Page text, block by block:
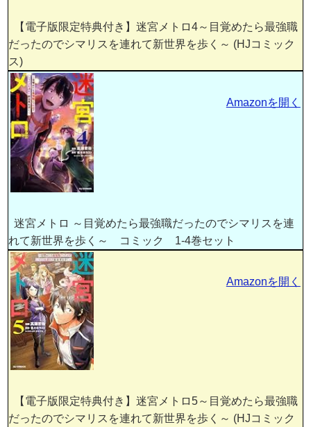
【電子版限定特典付き】迷宮メトロ4～目覚めたら最強職
だったのでシマリスを連れて新世界を歩く～ (HJコミック
ス)
迷宮メトロ ～目覚めたら最強職だったのでシマリスを連
れて新世界を歩く～ コミック 1-4巻セット
Amazonを開く
【電子版限定特典付き】迷宮メトロ5～目覚めたら最強職
だったのでシマリスを連れて新世界を歩く～ (HJコミック
Amazonを開く